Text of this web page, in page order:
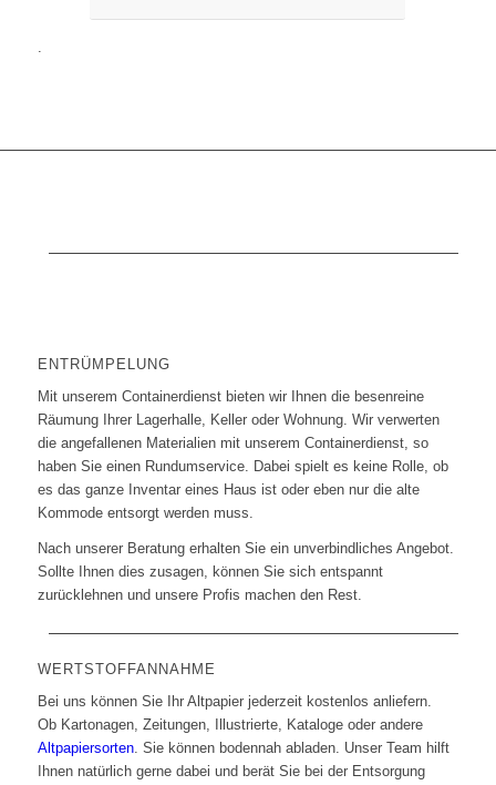
.
ENTRÜMPELUNG
Mit unserem Containerdienst bieten wir Ihnen die besenreine
Räumung Ihrer Lagerhalle, Keller oder Wohnung. Wir verwerten
die angefallenen Materialien mit unserem Containerdienst, so
haben Sie einen Rundumservice. Dabei spielt es keine Rolle, ob
es das ganze Inventar eines Haus ist oder eben nur die alte
Kommode entsorgt werden muss.
Nach unserer Beratung erhalten Sie ein unverbindliches Angebot.
Sollte Ihnen dies zusagen, können Sie sich entspannt
zurücklehnen und unsere Profis machen den Rest.
WERTSTOFFANNAHME
Bei uns können Sie Ihr Altpapier jederzeit kostenlos anliefern.
Ob Kartonagen, Zeitungen, Illustrierte, Kataloge oder andere
Altpapiersorten. Sie können bodennah abladen. Unser Team hilft
Ihnen natürlich gerne dabei und berät Sie bei der Entsorgung